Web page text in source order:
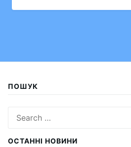
ПОШУК
for:
ОСТАННІ НОВИНИ